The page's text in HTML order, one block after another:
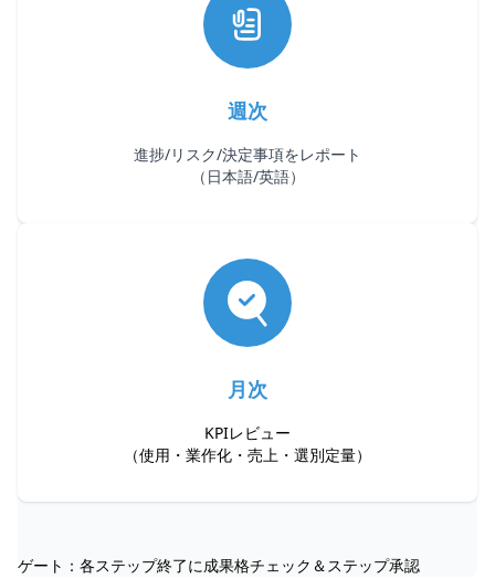
週次
進捗/リスク/決定事項をレポート
（日本語/英語）
月次
KPIレビュー
（使用・業作化・売上・選別定量）
ゲート：各ステップ終了に成果格チェック＆ステップ承認